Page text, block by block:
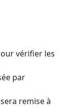
vérifier les
par
remise à